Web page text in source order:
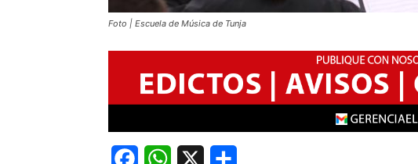
Foto | Escuela de Música de Tunja